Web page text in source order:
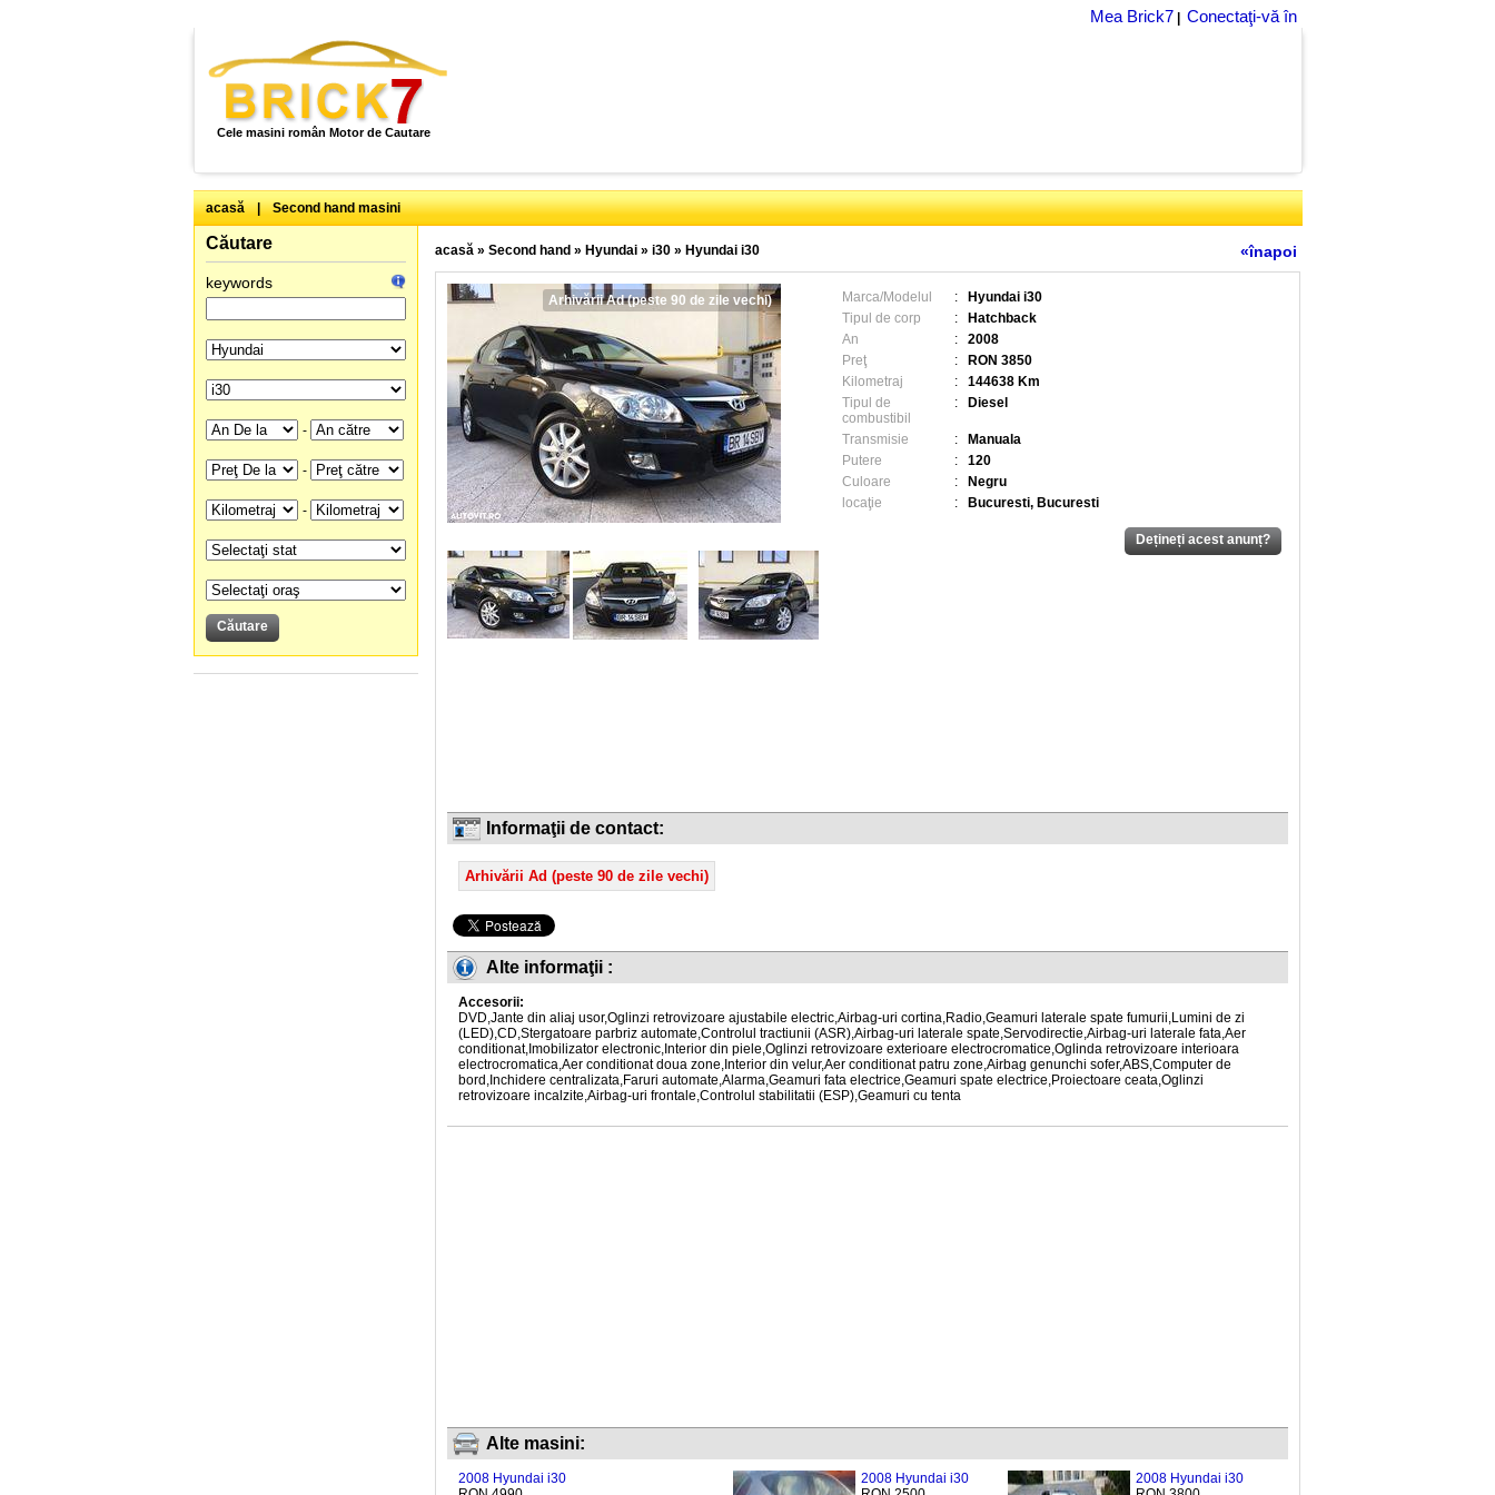
Mea Brick7 Conectaţi-vă în
Cele masini român Motor de Cautare
acasă | Second hand masini
Căutare
keywords
-
-
-
«înapoi
acasă» Second hand » Hyundai» i30» Hyundai i30
Arhivării Ad (peste 90 de zile vechi) Marca/Modelul :
Hyundai i30
Tipul de corp
:
Hatchback
An
:
2008
Preţ
:
RON 3850
Kilometraj
:
144638 Km
Tipul de
combustibil
: Diesel
Transmisie :
Manuala
Putere
:
120
Culoare
:
Negru
locaţie
: Bucuresti, Bucuresti
Informaţii de contact:
Arhivării Ad (peste 90 de zile vechi)
Alte informaţii :
Accesorii:
DVD,Jante din aliaj usor,Oglinzi retrovizoare ajustabile electric,Airbag-uri cortina,Radio,Geamuri laterale spate fumurii,Lumini de zi
(LED),CD,Stergatoare parbriz automate,Controlul tractiunii (ASR),Airbag-uri laterale spate,Servodirectie,Airbag-uri laterale fata,Aer
conditionat,Imobilizator electronic,Interior din piele,Oglinzi retrovizoare exterioare electrocromatice,Oglinda retrovizoare interioara
electrocromatica,Aer conditionat doua zone,Interior din velur,Aer conditionat patru zone,Airbag genunchi sofer,ABS,Computer de
bord,Inchidere centralizata,Faruri automate,Alarma,Geamuri fata electrice,Geamuri spate electrice,Proiectoare ceata,Oglinzi
retrovizoare incalzite,Airbag-uri frontale,Controlul stabilitatii (ESP),Geamuri cu tenta
Alte masini:
2008 Hyundai i30
2008 Hyundai i30
2008 Hyundai i30